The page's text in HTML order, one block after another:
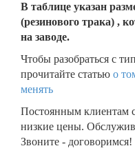
В таблице указан
(резинового трака) ,
на заводе.
Чтобы разобраться с
прочитайте статью о
менять
Постоянным клиентам
низкие цены.
Звоните - договоримся!